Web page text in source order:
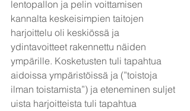
lentopallon ja pelin voittamisen
kannalta keskeisimpien taitojen
harjoittelu oli keskiössä ja
ydintavoitteet rakennettu näiden
ympärille. Kosketusten tuli tapahtua
aidoissa ympäristöissä ja (”toistoja
ilman toistamista”) ja eteneminen suljet
uista harjoitteista tuli tapahtua